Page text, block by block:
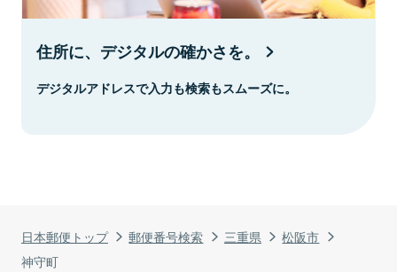
日本郵便トップ 郵便番号検索 三重県
松阪市
神守町
住所に、デジタルの確かさを。
デジタルアドレスで入力も検索もスムーズに。